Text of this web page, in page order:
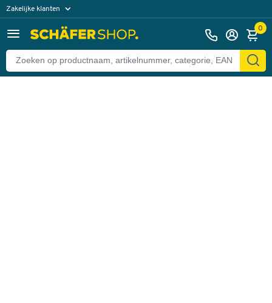
Zakelijke klanten
Particuliere klanten 0
Terug